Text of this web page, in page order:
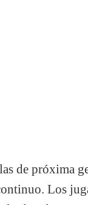
de próxima
Los